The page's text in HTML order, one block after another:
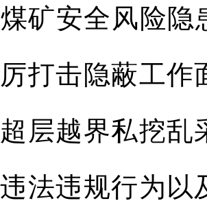
矿安全风险隐
打击隐蔽工作
层越界私挖
法违规行为以